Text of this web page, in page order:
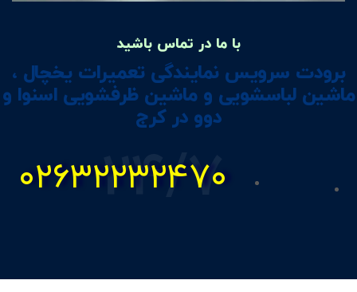
با ما در تماس باشید
برودت سرویس نمایندگی تعمیرات یخچال ،
ماشین لباسشویی و ماشین ظرفشویی اسنوا و
دوو در کرج
۰۲۶۳۲۲۳۲۴۷۰
24/7